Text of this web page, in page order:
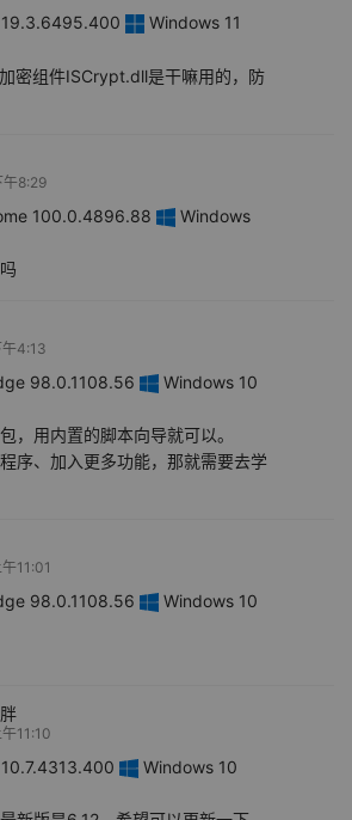
Windows 11
密组件ISCrypt.dll是干嘛用的，防
午8:29
100.0.4896.88
Windows
4:13
98.0.1108.56
Windows 10
，用内置的脚本向导就可以。
序、加入更多功能，那就需要去学
11:01
98.0.1108.56
Windows 10
11:10
Windows 10